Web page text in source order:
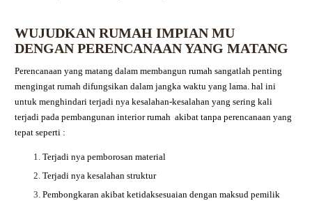
WUJUDKAN RUMAH IMPIAN MU
DENGAN PERENCANAAN YANG MATANG
Perencanaan yang matang dalam membangun rumah sangatlah penting
mengingat rumah difungsikan dalam jangka waktu yang lama. hal ini
untuk menghindari terjadi nya kesalahan-kesalahan yang sering kali
terjadi pada pembangunan interior rumah akibat tanpa perencanaan yang
tepat seperti :
Terjadi nya pemborosan material
Terjadi nya kesalahan struktur
Pembongkaran akibat ketidaksesuaian dengan maksud pemilik